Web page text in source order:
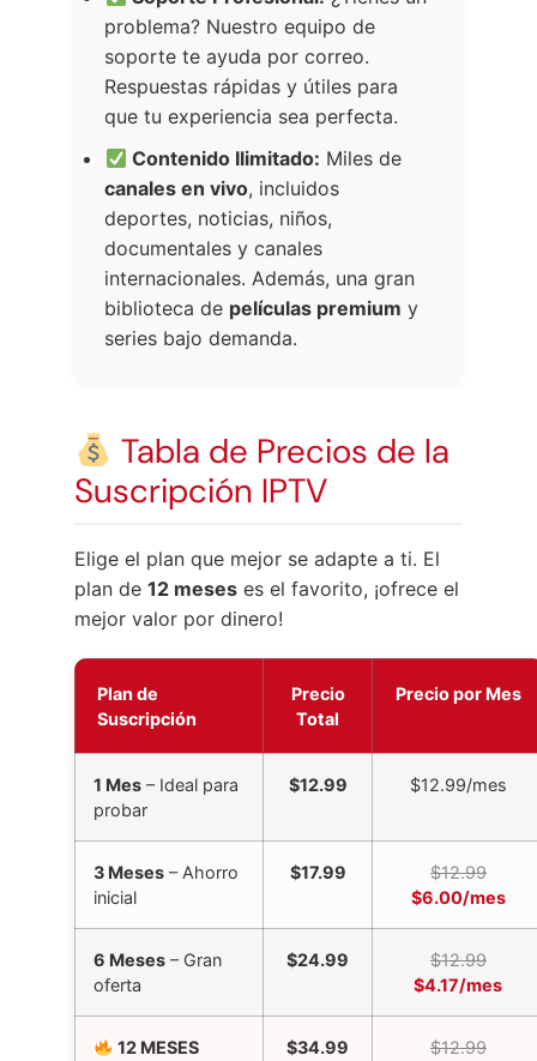
problema? Nuestro equipo de
soporte te ayuda por correo.
Respuestas rápidas y útiles para
que tu experiencia sea perfecta.
Contenido Ilimitado: Miles de
canales en vivo, incluidos
deportes, noticias, niños,
documentales y canales
internacionales. Además, una gran
biblioteca de películas premium y
series bajo demanda.
Tabla de Precios de la
Suscripción IPTV
Elige el plan que mejor se adapte a ti. El
plan de12 meses es el favorito, ¡ofrece el
mejor valor por dinero!
Plan de
Suscripción
Precio
Total
Precio por Mes
1 Mes – Ideal para
probar
$12.99 $12.99/mes
3 Meses – Ahorro
inicial
$17.99
$12.99
$6.00/mes
6 Meses – Gran
oferta
$24.99
$12.99
$4.17/mes
12 MESES
$34.99
$12.99